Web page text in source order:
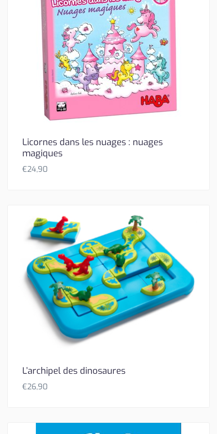
Licornes dans les nuages : nuages
magiques
€24,90
L’archipel des dinosaures
€26,90